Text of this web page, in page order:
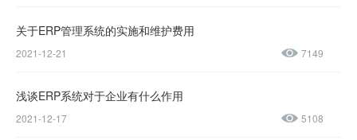
关于ERP管理系统的实施和维护费用
2021-12-21 7149
浅谈ERP系统对于企业有什么作用
2021-12-17 5108
4155
1237-